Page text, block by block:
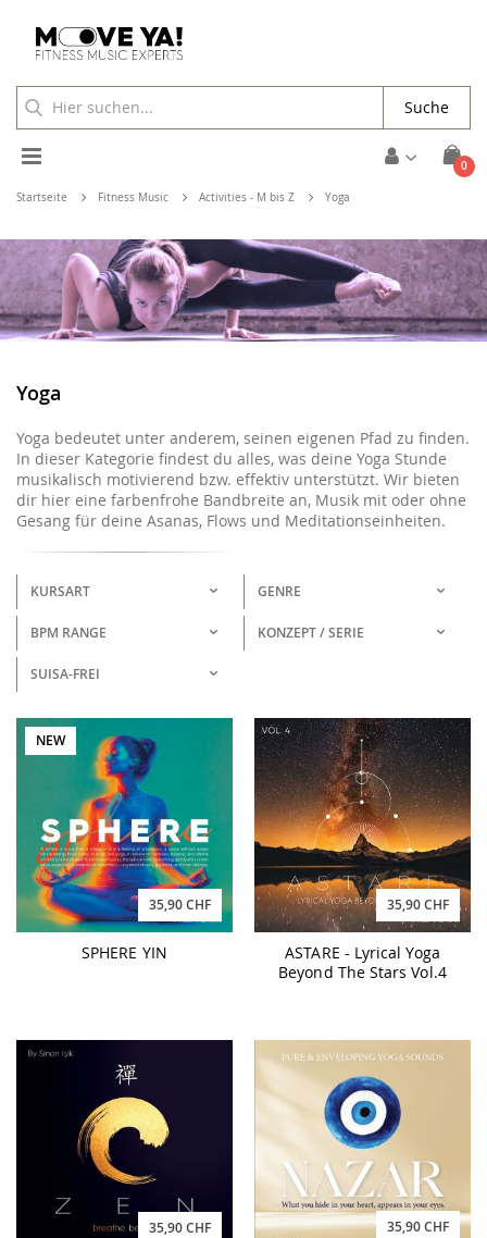
Cart
0
Toggle
Nav
Suche
Startseite Fitness Music Activities - M bis Z Yoga
Yoga
Yoga bedeutet unter anderem, seinen eigenen Pfad zu finden.
In dieser Kategorie findest du alles, was deine Yoga Stunde
musikalisch motivierend bzw. effektiv unterstützt. Wir bieten
dir hier eine farbenfrohe Bandbreite an, Musik mit oder ohne
Gesang für deine Asanas, Flows und Meditationseinheiten.
KURSART GENRE
BPM RANGE KONZEPT / SERIE
SUISA-FREI
NEW
35,90 CHF
SPHERE YIN
35,90 CHF
ASTARE - Lyrical Yoga
Beyond The Stars Vol.4
35,90 CHF 35,90 CHF